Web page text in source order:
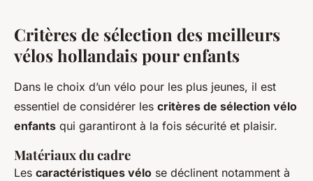
Critères de sélection des meilleurs
vélos hollandais pour enfants
Dans le choix d’un vélo pour les plus jeunes, il est
essentiel de considérer les critères de sélection vélo
enfants qui garantiront à la fois sécurité et plaisir.
Matériaux du cadre
Les caractéristiques vélo se déclinent notamment à